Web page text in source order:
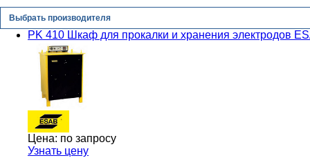
Выбрать производителя
PK 410 Шкаф для прокалки и хранения электродов
Цена: по запросу
Узнать цену